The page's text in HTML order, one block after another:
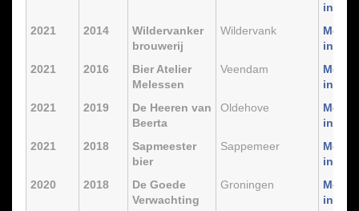
info
2021
2014
Wildervanker
brouwerij
Wildervank
Meer
info
2021
2016
Bier Atelier
Melessen
Veendam
Meer
info
2021
2019
De Heeren van
Beerta
Oldehove
Meer
info
2021
2018
Sapmeester
bier
Sappemeer
Meer
info
2020
2018
De Goede
Verwachting
Groningen
Meer
info